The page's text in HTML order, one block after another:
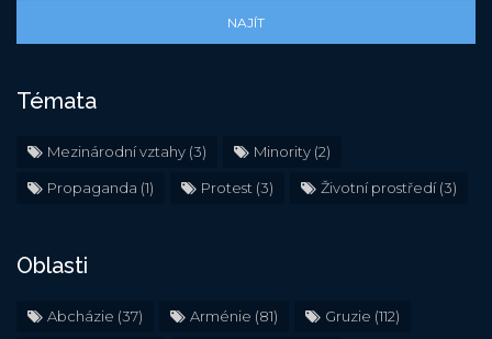
NAJÍT
Témata
Mezinárodní vztahy (3) Minority (2)
Propaganda (1) Protest (3) Životní prostředí(3)
Oblasti
Abcházie (37) Arménie (81) Gruzie (112)